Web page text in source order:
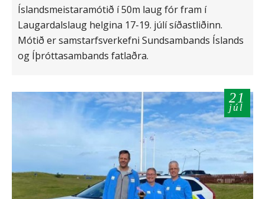
Íslandsmeistaramótið í 50m laug fór fram í
Laugardalslaug helgina 17-19. júlí síðastliðinn.
Mótið er samstarfsverkefni Sundsambands Íslands
og Íþróttasambands fatlaðra.
21
júl